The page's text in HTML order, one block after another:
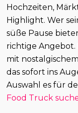
Hochzeiten,
Highlight. Wer
süße Pause
richtige Angebot.
mit
das sofort ins
Auswahl es für
Food Truck